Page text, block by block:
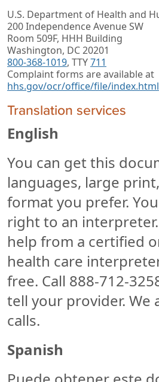
U.S. Department of Health and
200 Independence Avenue SW
Room 509F, HHH Building
Washington, DC 20201
800-368-1019, TTY711
Complaint forms are available at
hhs.gov/ocr/office/file/index.html
Translation services
English
You can get this
languages, large
format you prefer.
right to an
help from a certified
health care
free. Call 888-712-
tell your provider. We
calls.
Spanish